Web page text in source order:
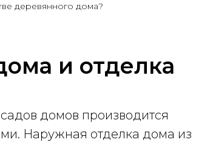
деревянного дома?
и отделка
домов производится
Наружная отделка дома из